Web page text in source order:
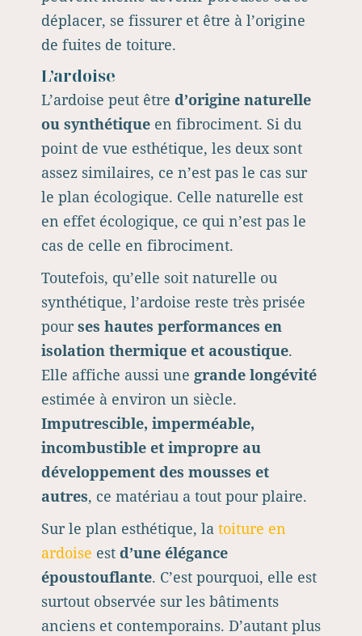
déplacer, se fissurer et être à l’origine
de fuites de toiture.
L’ardoise
L’ardoise peut être d’origine naturelle
ou synthétique en fibrociment. Si du
point de vue esthétique, les deux sont
assez similaires, ce n’est pas le cas sur
le plan écologique. Celle naturelle est
en effet écologique, ce qui n’est pas le
cas de celle en fibrociment.
Toutefois, qu’elle soit naturelle ou
synthétique, l’ardoise reste très prisée
pourses hautes performances en
isolation thermique et acoustique.
Elle affiche aussi une grande longévité
estimée à environ un siècle.
Imputrescible, imperméable,
incombustible et impropre au
développement des mousses et
autres, ce matériau a tout pour plaire.
Sur le plan esthétique, la toiture en
ardoise est d’une élégance
époustouflante. C’est pourquoi, elle est
surtout observée sur les bâtiments
anciens et contemporains. D’autant plus